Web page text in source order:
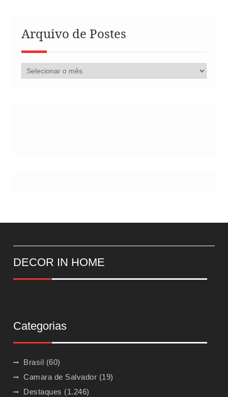
Arquivo de Postes
Arquivo
de
DECOR IN HOME
Categorias
Brasil (60)
Camara de Salvador (19)
Destaques (1.246)